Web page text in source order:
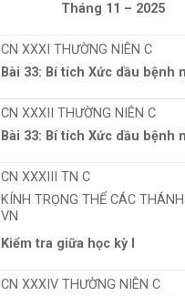
Tháng 11 – 2025
CN XXXI THƯỜNG NIÊN C
Bài 33: Bí tích Xức dầu bệnh
CN XXXII THƯỜNG NIÊN C
Bài 33: Bí tích Xức dầu bệnh
CN XXXIII TN C
KÍNH TRỌNG THỂ CÁC
VN
Kiểm tra giữa học kỳ I
CN XXXIV THƯỜNG NIÊN C